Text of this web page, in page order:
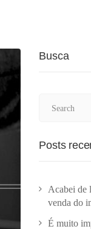
Busca
Posts
Acabei de
venda do
É muito